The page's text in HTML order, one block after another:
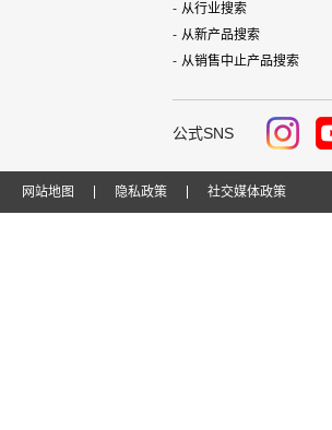
从行业搜索
从新产品搜索
从销售中止产品搜索
公式SNS
网站地图 隐私政策 社交媒体政策